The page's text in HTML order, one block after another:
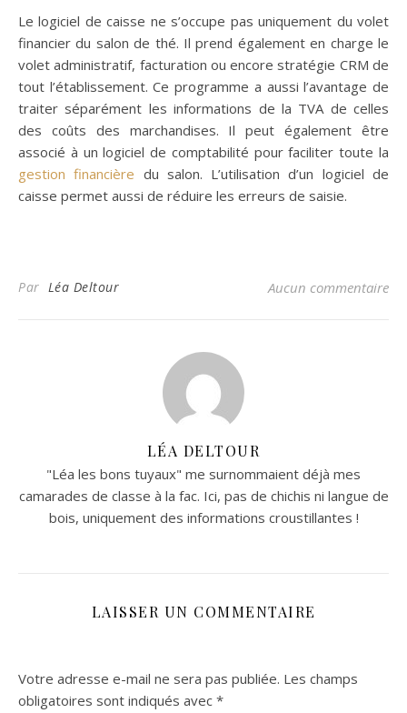
Le logiciel de caisse ne s’occupe pas uniquement du volet
financier du salon de thé. Il prend également en charge le
volet administratif, facturation ou encore stratégie CRM de
tout l’établissement. Ce programme a aussi l’avantage de
traiter séparément les informations de la TVA de celles
des coûts des marchandises. Il peut également être
associé à un logiciel de comptabilité pour faciliter toute la
gestion financière du salon. L’utilisation d’un logiciel de
caisse permet aussi de réduire les erreurs de saisie.
Par Léa Deltour Aucun commentaire
LÉA DELTOUR
"Léa les bons tuyaux" me surnommaient déjà mes
camarades de classe à la fac. Ici, pas de chichis ni langue de
bois, uniquement des informations croustillantes !
LAISSER UN COMMENTAIRE
Votre adresse e-mail ne sera pas publiée. Les champs
obligatoires sont indiqués avec *